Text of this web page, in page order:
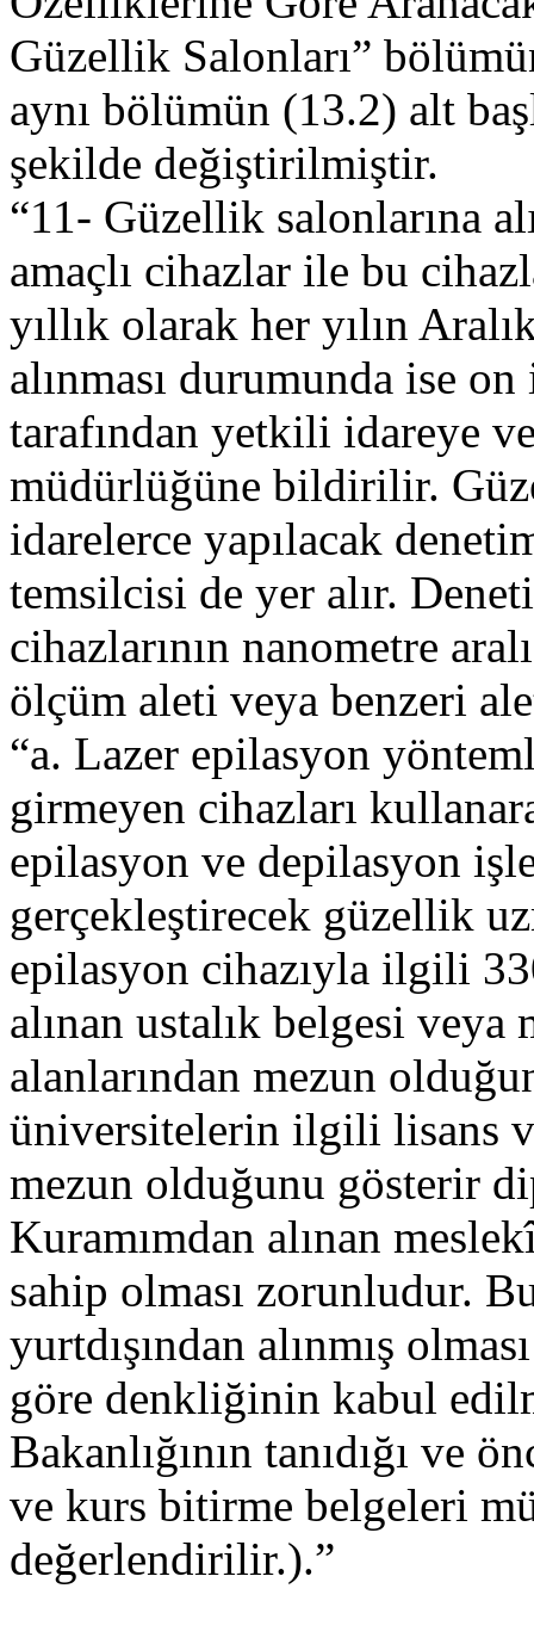
Güzellik Salonları”
aynı bölümün (13.2) alt
şekilde değiştirilmiştir.
“11- Güzellik salonlarına
amaçlı cihazlar ile bu
yıllık olarak her yılın
alınması durumunda ise
tarafından yetkili idareye
müdürlüğüne bildirilir.
idarelerce yapılacak
temsilcisi de yer alır.
cihazlarının nanometre
ölçüm aleti veya benzeri
“a. Lazer epilasyon
girmeyen cihazları
epilasyon ve depilasyon
gerçekleştirecek güzellik
epilasyon cihazıyla ilgili
alınan ustalık belgesi
alanlarından mezun
üniversitelerin ilgili lisans
mezun olduğunu gösterir
Kuramımdan alınan
sahip olması zorunludur.
yurtdışından alınmış
göre denkliğinin kabul
Bakanlığının tanıdığı ve
ve kurs bitirme belgeleri
değerlendirilir.).”